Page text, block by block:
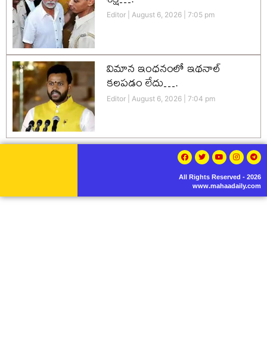
Editor August 6, 2026 7:05 pm
విమాన ఇంధనంలో ఇథనాల్
కలపడం లేదు….
Editor August 6, 2026 7:04 pm
All Rights Reserved - 2026
www.mahaadaily.com